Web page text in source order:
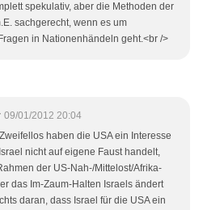
spekulativ, aber die Methoden der
sachgerecht, wenn es um
in Nationenhändeln geht.<br />
09/01/2012 20:04
haben die USA ein Interesse
nicht auf eigene Faust handelt,
der US-Nah-/Mittelost/Afrika-
das Im-Zaum-Halten Israels ändert
daran, dass Israel für die USA ein